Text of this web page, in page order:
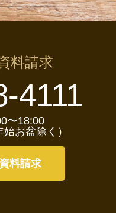
料請求
4111
〜18:00
お盆除く）
料請求